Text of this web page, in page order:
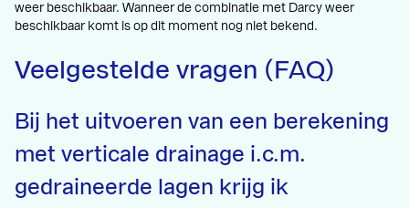
weer beschikbaar. Wanneer de combinatie met Darcy weer
beschikbaar komt is op dit moment nog niet bekend.
Veelgestelde vragen (FAQ)
Bij het uitvoeren van een berekening
met verticale drainage i.c.m.
gedraineerde lagen krijg ik